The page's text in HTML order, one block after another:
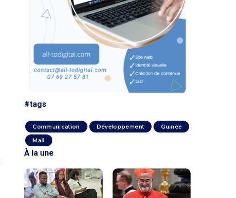
#tags
Communication Développement
Guinée
Mali
À la une